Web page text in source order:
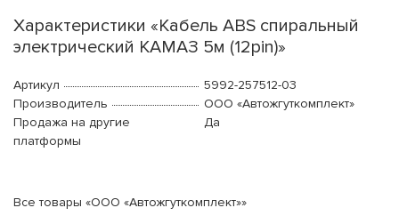
Характеристики «Кабель ABS спиральный
электрический КАМАЗ 5м (12pin)»
Артикул
5992-257512-03
Производитель
ООО «Автожгуткомплект»
Продажа на другие
платформы
Да
Все товары «ООО «Автожгуткомплект»»